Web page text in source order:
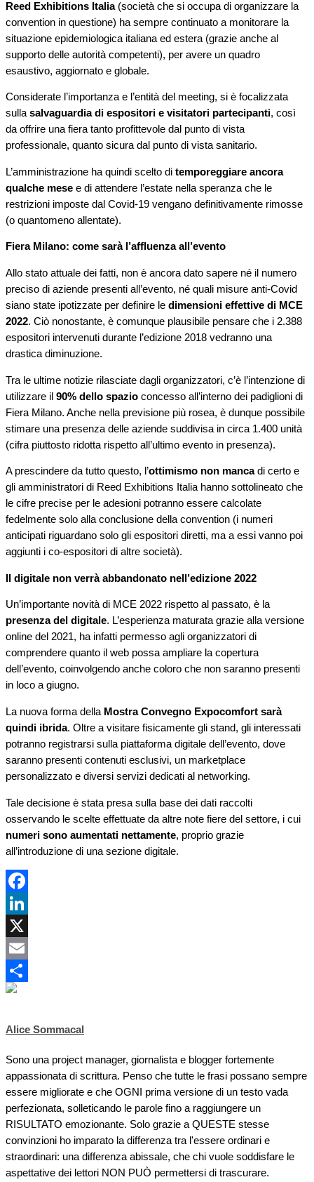
Reed Exhibitions Italia(società che si occupa di organizzare la
convention in questione) ha sempre continuato a monitorare la
situazione epidemiologica italiana ed estera (grazie anche al
supporto delle autorità competenti), per avere un quadro
esaustivo, aggiornato e globale.
Considerate l’importanza e l’entità del meeting, si è focalizzata
sullasalvaguardia di espositori e visitatori partecipanti, così
da offrire una fiera tanto profittevole dal punto di vista
professionale, quanto sicura dal punto di vista sanitario.
L’amministrazione ha quindi scelto di temporeggiare ancora
qualche mese e di attendere l’estate nella speranza che le
restrizioni imposte dal Covid-19 vengano definitivamente rimosse
(o quantomeno allentate).
Fiera Milano: come sarà l’affluenza all’evento
Allo stato attuale dei fatti, non è ancora dato sapere né il numero
preciso di aziende presenti all’evento, né quali misure anti-Covid
siano state ipotizzate per definire le dimensioni effettive di MCE
2022. Ciò nonostante, è comunque plausibile pensare che i 2.388
espositori intervenuti durante l’edizione 2018 vedranno una
drastica diminuzione.
Tra le ultime notizie rilasciate dagli organizzatori, c’è l’intenzione di
utilizzare il 90% dello spazio concesso all’interno dei padiglioni di
Fiera Milano. Anche nella previsione più rosea, è dunque possibile
stimare una presenza delle aziende suddivisa in circa 1.400 unità
(cifra piuttosto ridotta rispetto all’ultimo evento in presenza).
A prescindere da tutto questo, l’ottimismo non mancadi certo e
gli amministratori di Reed Exhibitions Italia hanno sottolineato che
le cifre precise per le adesioni potranno essere calcolate
fedelmente solo alla conclusione della convention (i numeri
anticipati riguardano solo gli espositori diretti, ma a essi vanno poi
aggiunti i co-espositori di altre società).
Il digitale non verrà abbandonato nell’edizione 2022
Un’importante novità di MCE 2022 rispetto al passato, è la
presenza del digitale. L’esperienza maturata grazie alla versione
online del 2021, ha infatti permesso agli organizzatori di
comprendere quanto il web possa ampliare la copertura
dell’evento, coinvolgendo anche coloro che non saranno presenti
in loco a giugno.
La nuova forma della Mostra Convegno Expocomfort sarà
quindi ibrida. Oltre a visitare fisicamente gli stand, gli interessati
potranno registrarsi sulla piattaforma digitale dell’evento, dove
saranno presenti contenuti esclusivi, un marketplace
personalizzato e diversi servizi dedicati al networking.
Tale decisione è stata presa sulla base dei dati raccolti
osservando le scelte effettuate da altre note fiere del settore, i cui
numeri sono aumentati nettamente, proprio grazie
all’introduzione di una sezione digitale.
Facebook
LinkedIn
X
Email
Condividi
Alice Sommacal
Sono una project manager, giornalista e blogger fortemente
appassionata di scrittura. Penso che tutte le frasi possano sempre
essere migliorate e che OGNI prima versione di un testo vada
perfezionata, solleticando le parole fino a raggiungere un
RISULTATO emozionante. Solo grazie a QUESTE stesse
convinzioni ho imparato la differenza tra l'essere ordinari e
straordinari: una differenza abissale, che chi vuole soddisfare le
aspettative dei lettori NON PUÒ permettersi di trascurare.